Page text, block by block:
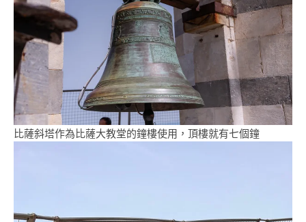
比薩斜塔作為比薩大教堂的鐘樓使用，頂樓就有七個鐘